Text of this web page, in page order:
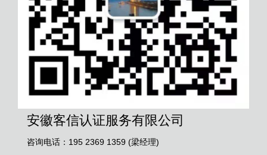
安徽客信认证服务有限公司
咨询电话：195 2369 1359 (梁经理)